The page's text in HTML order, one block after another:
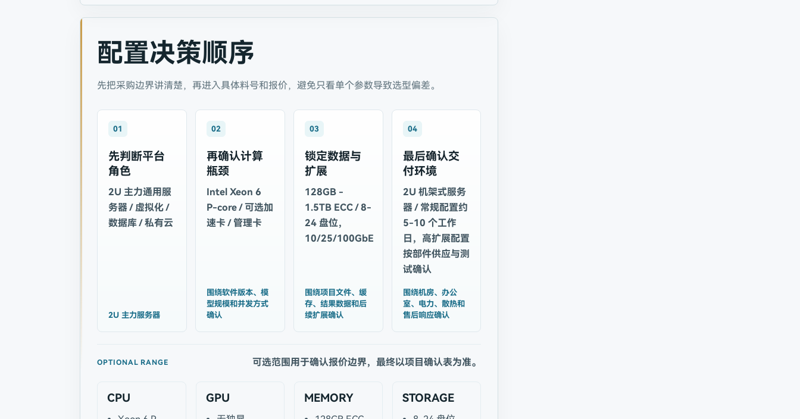
配置决策顺序
先把采购边界讲清楚，再进入具体料号和报价，避免只看单个参数导致选型偏差。
01
先判断平台
角色
2U 主力通用服
务器 / 虚拟化 /
数据库 / 私有云
2U 主力服务器
02
再确认计算
瓶颈
Intel Xeon 6
P-core / 可选加
速卡 / 管理卡
围绕软件版本、模
型规模和并发方式
确认
03
锁定数据与
扩展
128GB -
1.5TB ECC / 8-
24 盘位，
10/25/100GbE
围绕项目文件、缓
存、结果数据和后
续扩展确认
04
最后确认交
付环境
2U 机架式服务
器 / 常规配置约
5-10 个工作
日，高扩展配置
按部件供应与测
试确认
围绕机房、办公
室、电力、散热和
售后响应确认
OPTIONAL RANGE 可选范围用于确认报价边界，最终以项目确认表为准。
CPU GPU MEMORY STORAGE